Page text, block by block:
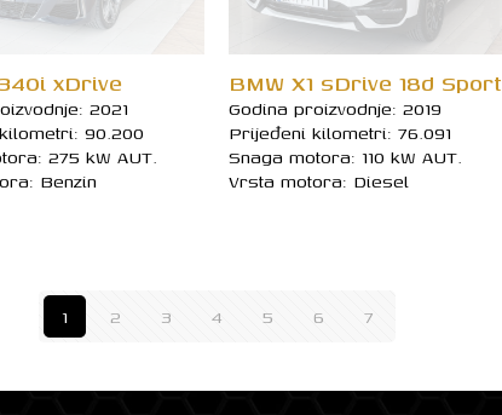
xDrive
2021
90.200
275 kW AUT.
Benzin
BMW X1 sDrive 18d Sport
Godina proizvodnje: 2019
Prijeđeni kilometri: 76.091
Snaga motora: 110 kW AUT.
Vrsta motora: Diesel
1 2 3 4 5 6 7